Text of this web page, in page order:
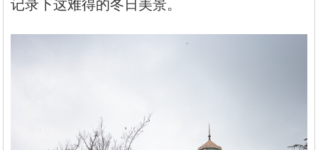
记录下这难得的冬日美景。